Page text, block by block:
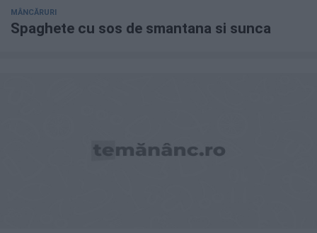
MÂNCĂRURI
Spaghete cu sos de smantana si sunca